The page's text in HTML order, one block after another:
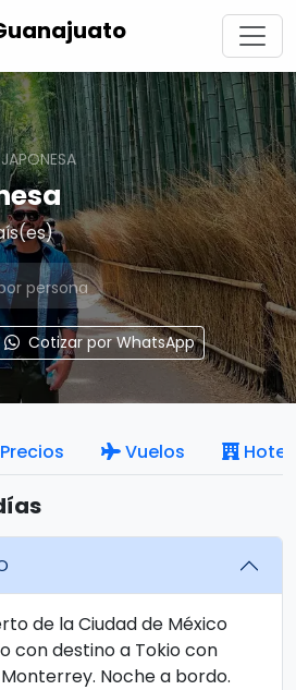
persona
Cotizar por WhatsApp
Precios Vuelos
de la Ciudad de México
con destino a Tokio con
Noche a bordo.